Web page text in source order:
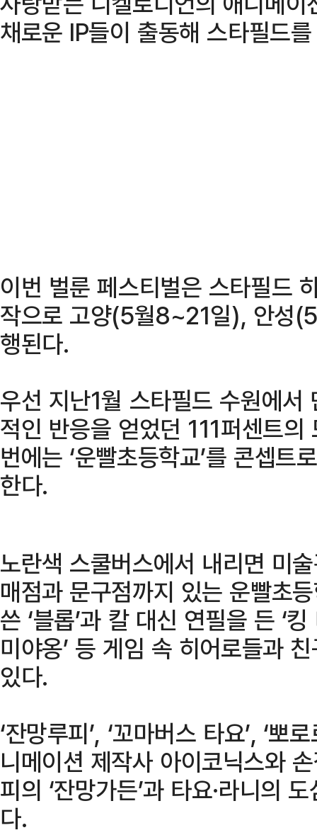
채로운 IP들이 출동해 스타필드
이번 벌룬 페스티벌은 스타필
작으로 고양(5월8~21일), 안성
행된다.
우선 지난1월 스타필드 수원에
적인 반응을 얻었던 111퍼센트
번에는 ‘운빨초등학교’를 콘셉트
한다.
노란색 스쿨버스에서 내리면 미
매점과 문구점까지 있는 운빨초
쓴 ‘블롭’과 칼 대신 연필을 든 ‘
미야옹’ 등 게임 속 히어로들과
있다.
‘잔망루피’, ‘꼬마버스 타요’, ‘뽀
니메이션 제작사 아이코닉스와
피의 ‘잔망가든’과 타요·라니의
다.